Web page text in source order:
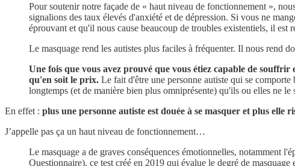
Pour soutenir notre façade de « haut niveau de fonctionnement »,
signalions des taux élevés d'anxiété et de dépression. Si vous ne
éprouvant et qu'il nous cause beaucoup de troubles existentiels, il est
Le masquage rend les autistes plus faciles à fréquenter. Il nous rend
Une fois que vous avez prouvé que vous étiez capable de
qu'en soit le prix. Le fait d'être une personne autiste qui se
longtemps (et de manière bien plus omniprésente) qu'ils ou elles ne le
En effet : plus une personne autiste est douée à se masquer et plus elle
J’appelle pas ça un haut niveau de fonctionnement…
Le masquage a de graves conséquences émotionnelles, notamment
Questionnaire), ce test créé en 2019 qui évalue le degré de